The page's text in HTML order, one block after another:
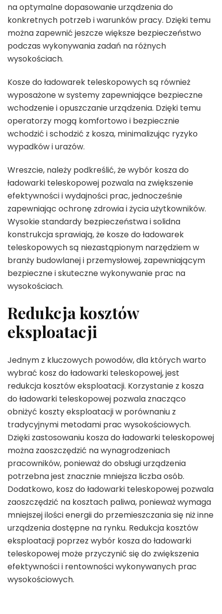
na optymalne dopasowanie urządzenia do
konkretnych potrzeb i warunków pracy. Dzięki temu
można zapewnić jeszcze większe bezpieczeństwo
podczas wykonywania zadań na różnych
wysokościach.
Kosze do ładowarek teleskopowych są również
wyposażone w systemy zapewniające bezpieczne
wchodzenie i opuszczanie urządzenia. Dzięki temu
operatorzy mogą komfortowo i bezpiecznie
wchodzić i schodzić z kosza, minimalizując ryzyko
wypadków i urazów.
Wreszcie, należy podkreślić, że wybór kosza do
ładowarki teleskopowej pozwala na zwiększenie
efektywności i wydajności prac, jednocześnie
zapewniając ochronę zdrowia i życia użytkowników.
Wysokie standardy bezpieczeństwa i solidna
konstrukcja sprawiają, że kosze do ładowarek
teleskopowych są niezastąpionym narzędziem w
branży budowlanej i przemysłowej, zapewniającym
bezpieczne i skuteczne wykonywanie prac na
wysokościach.
Redukcja kosztów
eksploatacji
Jednym z kluczowych powodów, dla których warto
wybrać kosz do ładowarki teleskopowej, jest
redukcja kosztów eksploatacji. Korzystanie z kosza
do ładowarki teleskopowej pozwala znacząco
obniżyć koszty eksploatacji w porównaniu z
tradycyjnymi metodami prac wysokościowych.
Dzięki zastosowaniu kosza do ładowarki teleskopowej
można zaoszczędzić na wynagrodzeniach
pracowników, ponieważ do obsługi urządzenia
potrzebna jest znacznie mniejsza liczba osób.
Dodatkowo, kosz do ładowarki teleskopowej pozwala
zaoszczędzić na kosztach paliwa, ponieważ wymaga
mniejszej ilości energii do przemieszczania się niż inne
urządzenia dostępne na rynku. Redukcja kosztów
eksploatacji poprzez wybór kosza do ładowarki
teleskopowej może przyczynić się do zwiększenia
efektywności i rentowności wykonywanych prac
wysokościowych.